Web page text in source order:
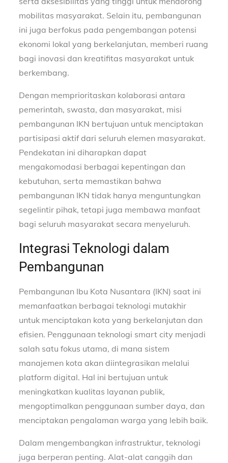
mobilitas masyarakat. Selain itu, pembangunan
ini juga berfokus pada pengembangan potensi
ekonomi lokal yang berkelanjutan, memberi ruang
bagi inovasi dan kreatifitas masyarakat untuk
berkembang.
Dengan memprioritaskan kolaborasi antara
pemerintah, swasta, dan masyarakat, misi
pembangunan IKN bertujuan untuk menciptakan
partisipasi aktif dari seluruh elemen masyarakat.
Pendekatan ini diharapkan dapat
mengakomodasi berbagai kepentingan dan
kebutuhan, serta memastikan bahwa
pembangunan IKN tidak hanya menguntungkan
segelintir pihak, tetapi juga membawa manfaat
bagi seluruh masyarakat secara menyeluruh.
Integrasi Teknologi dalam
Pembangunan
Pembangunan Ibu Kota Nusantara (IKN) saat ini
memanfaatkan berbagai teknologi mutakhir
untuk menciptakan kota yang berkelanjutan dan
efisien. Penggunaan teknologi smart city menjadi
salah satu fokus utama, di mana sistem
manajemen kota akan diintegrasikan melalui
platform digital. Hal ini bertujuan untuk
meningkatkan kualitas layanan publik,
mengoptimalkan penggunaan sumber daya, dan
menciptakan pengalaman warga yang lebih baik.
Dalam mengembangkan infrastruktur, teknologi
juga berperan penting. Alat-alat canggih dan